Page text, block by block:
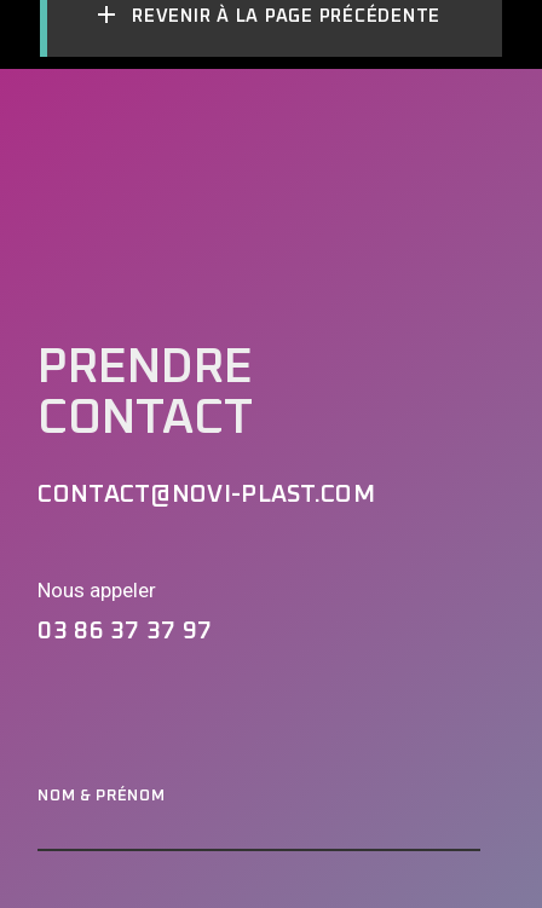
REVENIR À LA PAGE PRÉCÉDENTE
PRENDRE
CONTACT
CONTACT@NOVI-PLAST.COM
Nous appeler
03 86 37 37 97
NOM & PRÉNOM